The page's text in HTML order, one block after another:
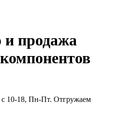
и продажа
10-18, Пн-Пт. Отгружаем